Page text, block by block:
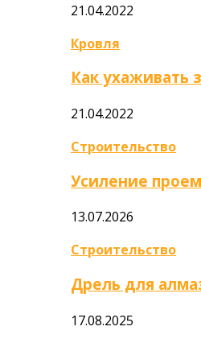
21.04.2022
Кровля
Как ухаживать
21.04.2022
Строительство
Усиление
13.07.2026
Строительство
Дрель для
17.08.2025